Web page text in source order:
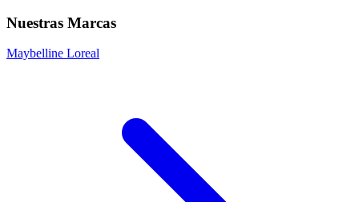
Nuestras Marcas
Maybelline Loreal